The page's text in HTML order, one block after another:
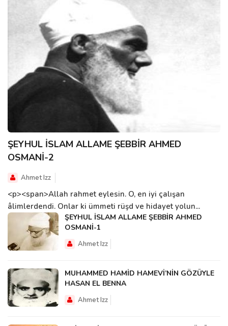
ŞEYHUL İSLAM ALLAME ŞEBBİR AHMED
OSMANİ-2
Ahmet Izz
<p><span>Allah rahmet eylesin. O, en iyi çalışan
âlimlerdendi. Onlar ki ümmeti rüşd ve hidayet yolun...
ŞEYHUL İSLAM ALLAME ŞEBBİR AHMED
OSMANİ-1
Ahmet Izz
MUHAMMED HAMİD HAMEVİ’NİN GÖZÜYLE
HASAN EL BENNA
Ahmet Izz